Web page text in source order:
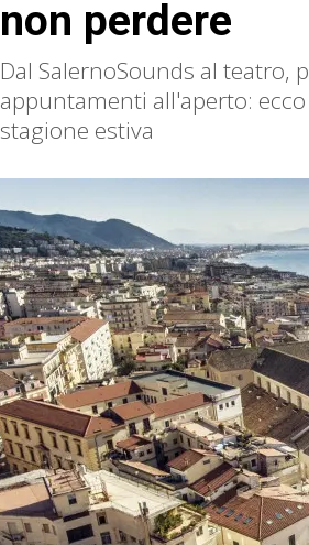
non perdere
Dal SalernoSounds al teatro,
appuntamenti all'aperto:
stagione estiva